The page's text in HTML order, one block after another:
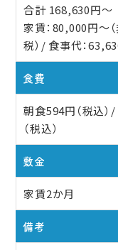
合計 168,630円〜
家賃：80,000円〜
税）/ 食事代：
食費
朝食594円（税込
（税込）
敷金
家賃2か月
備考